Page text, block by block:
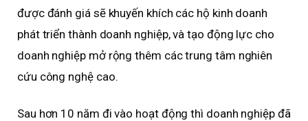
được đánh giá sẽ khuyến khích các hộ kinh doanh
phát triển thành doanh nghiệp, và tạo động lực cho
doanh nghiệp mở rộng thêm các trung tâm nghiên
cứu công nghệ cao.
Sau hơn 10 năm đi vào hoạt động thì doanh nghiệp đã